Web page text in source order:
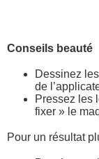
Conseils beauté
Dessinez
de
Pressez les
fixer » le
Pour un résultat